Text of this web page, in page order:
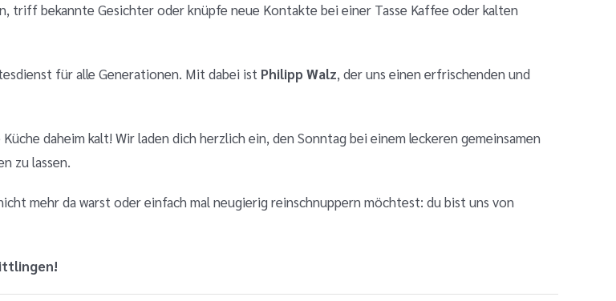
triff bekannte Gesichter oder knüpfe neue Kontakte bei einer Tasse Kaffee oder kalten
für alle Generationen. Mit dabei ist Philipp Walz, der uns einen erfrischenden und
daheim kalt! Wir laden dich herzlich ein, den Sonntag bei einem leckeren gemeinsamen
zu lassen.
mehr da warst oder einfach mal neugierig reinschnuppern möchtest: du bist uns von